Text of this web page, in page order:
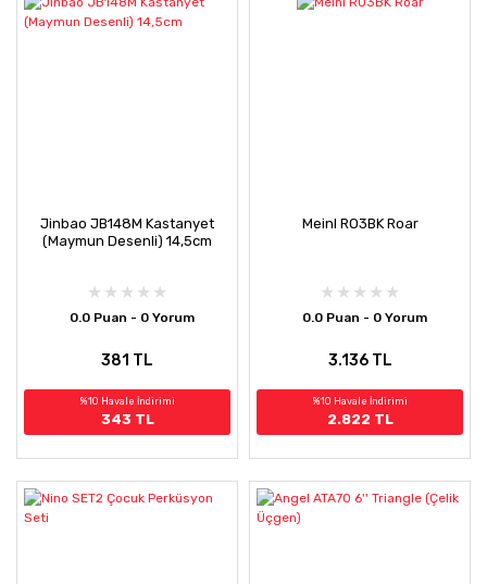
Jinbao JB148M Kastanyet
(Maymun Desenli) 14,5cm
0.0 Puan - 0 Yorum
381 TL
%10 Havale İndirimi
343 TL
Meinl RO3BK Roar
0.0 Puan - 0 Yorum
3.136 TL
%10 Havale İndirimi
2.822 TL